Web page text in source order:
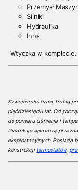
Przemysł
Silniki
Hydraulika
Inne
Wtyczka w komplecie.
Szwajcarska firma Trafag
pięćdziesięciu lat. Od
do pomiaru ciśnienia i
Produkuje aparaturę
eksploatacyjnych. Posiada
konstrukcji termostatów,